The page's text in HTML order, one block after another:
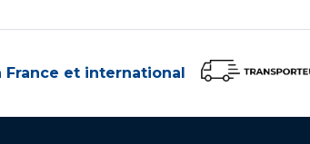
France et international